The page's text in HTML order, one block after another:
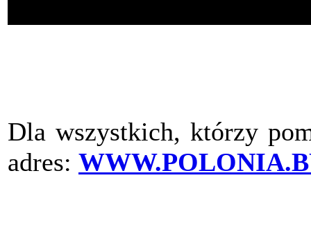
Dla wszystkich, którzy
adres: